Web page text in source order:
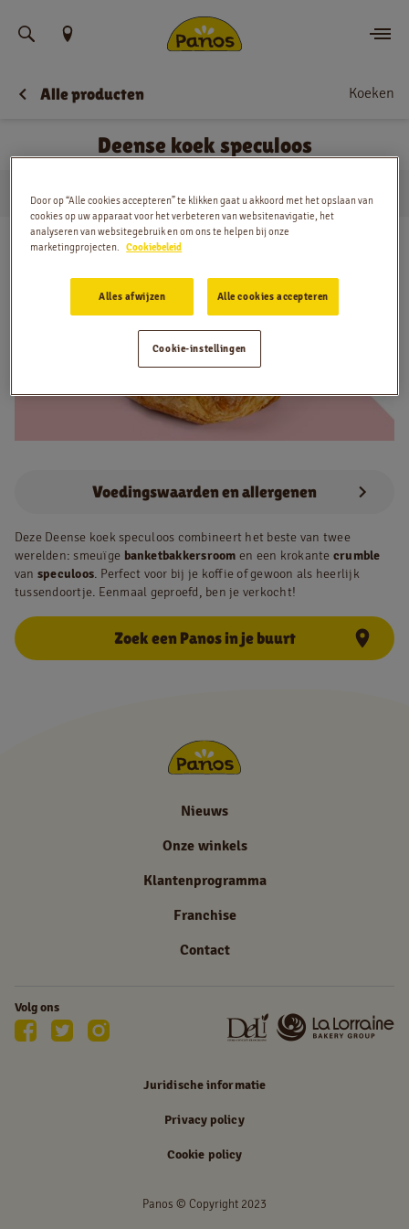
Vind uw locatie
Nieuws
Menu
Winkels
App
Contact
Privacy policy
Cookie policy
Alle producten Koeken
Deense koek speculoos
Huis
Koeken Deense koek speculoos
Voedingswaarden en allergenen
Deze Deense koek speculoos combineert het beste van twee
werelden: smeuïge banketbakkersroom en een krokante crumble
van speculoos. Perfect voor bij je koffie of gewoon als heerlijk
tussendoortje. Eenmaal geproefd, ben je verkocht!
Zoek een Panos in je buurt
Volg ons
Nieuws
Onze winkels
Klantenprogramma
Franchise
Contact
Juridische informatie
Privacy policy
Cookie policy
Panos © Copyright 2023
Door op “Alle cookies accepteren” te klikken gaat u akkoord met het opslaan van
cookies op uw apparaat voor het verbeteren van websitenavigatie, het
analyseren van websitegebruik en om ons te helpen bij onze
marketingprojecten. Cookiebeleid
Alles afwijzen Alle cookies accepteren
Cookie-instellingen